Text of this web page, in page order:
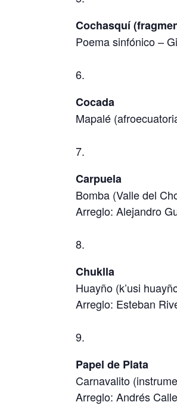
Cochasquí
Poema sinfónico –
Cocada
Mapalé
Carpuela
Bomba (Valle del
Arreglo: Alejandro
Chuklla
Huayño (k’usi
Arreglo: Esteban
Papel de Plata
Carnavalito
Arreglo: Andrés Calle